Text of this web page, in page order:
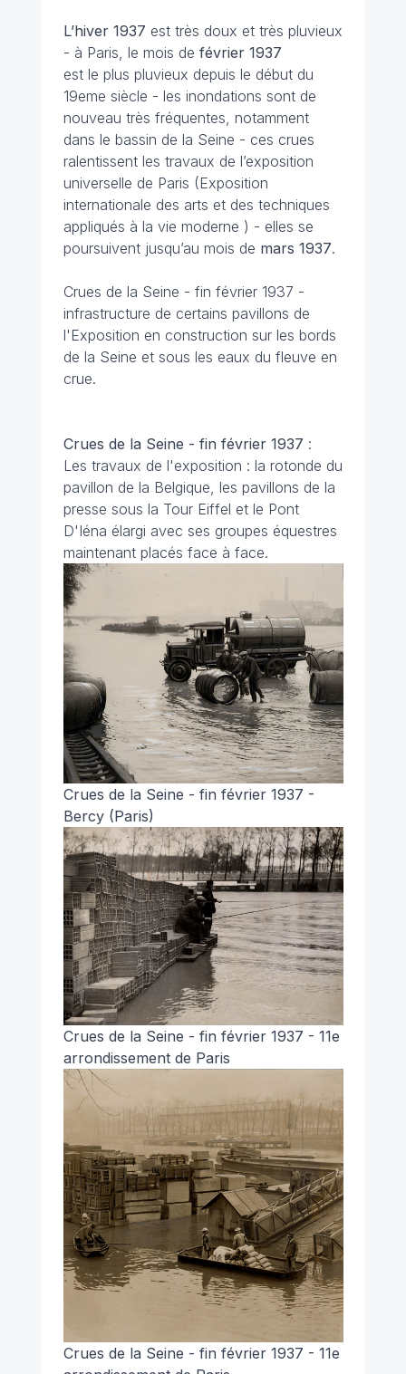
L’hiver 1937 est très doux et très pluvieux
- à Paris, le mois de février 1937
est le plus pluvieux depuis le début du
19eme siècle - les inondations sont de
nouveau très fréquentes, notamment
dans le bassin de la Seine - ces crues
ralentissent les travaux de l’exposition
universelle de Paris (Exposition
internationale des arts et des techniques
appliqués à la vie moderne ) - elles se
poursuivent jusqu’au mois de mars 1937.
Crues de la Seine - fin février 1937 -
infrastructure de certains pavillons de
l'Exposition en construction sur les bords
de la Seine et sous les eaux du fleuve en
crue.
Crues de la Seine - fin février 1937 :
Les travaux de l'exposition : la rotonde du
pavillon de la Belgique, les pavillons de la
presse sous la Tour Eiffel et le Pont
D'Iéna élargi avec ses groupes équestres
maintenant placés face à face.
Crues de la Seine - fin février 1937 -
Bercy (Paris)
Crues de la Seine - fin février 1937 - 11e
arrondissement de Paris
Crues de la Seine - fin février 1937 - 11e